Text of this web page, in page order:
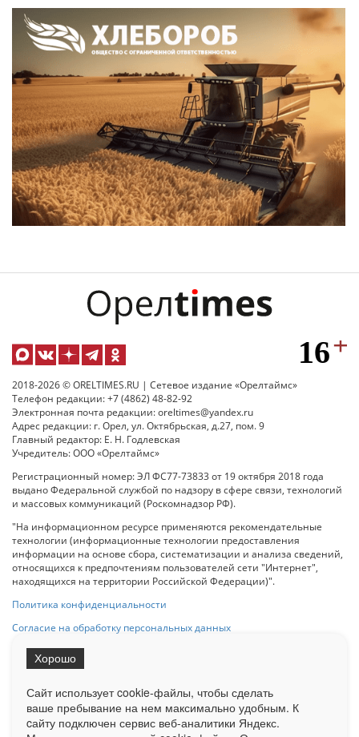
2018-2026 © ORELTIMES.RU | Сетевое издание «Орелтаймс»
Телефон редакции: +7 (4862) 48-82-92
Электронная почта редакции: oreltimes@yandex.ru
Адрес редакции: г. Орел, ул. Октябрьская, д.27, пом. 9
Главный редактор: Е. Н. Годлевская
Учредитель: ООО «Орелтаймс»
Регистрационный номер: ЭЛ ФС77-73833 от 19 октября 2018 года
выдано Федеральной службой по надзору в сфере связи, технологий
и массовых коммуникаций (Роскомнадзор РФ).
"На информационном ресурсе применяются рекомендательные
технологии (информационные технологии предоставления
информации на основе сбора, систематизации и анализа сведений,
относящихся к предпочтениям пользователей сети "Интернет",
находящихся на территории Российской Федерации)".
Политика конфиденциальности
Согласие на обработку персональных данных
на Сетевое издание «ОрелТаймс» обязательна.
Ограниченная статистика посещаемости доступна на сайте
Сайт использует cookie-файлы, чтобы сделать
ваше пребывание на нем максимально удобным. К
cайту подключен сервис веб-аналитики Яндекс.
Хорошо